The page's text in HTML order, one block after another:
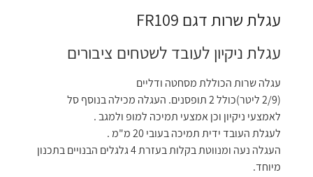
עגלת שרות דגם FR109
עגלת ניקיון לעובד לשטחים ציבורים
עגלה שרות הכוללת מסחטה ודליים
(2/9 ליטר)כולל 2 תופסנים. העגלה מכילה בנוסף סל
לאמצעי ניקיון וכן אמצעי תמיכה למופ ולמגב .
לעגלת העובד ידית תמיכה בעובי 20 מ"מ .
העגלה נעה ומנווטת בקלות בעזרת 4 גלגלים הבנויים בתכנון
מיוחד.